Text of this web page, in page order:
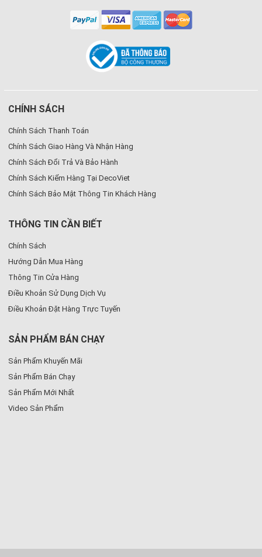
CHÍNH SÁCH
Chính Sách Thanh Toán
Chính Sách Giao Hàng Và Nhận Hàng
Chính Sách Đổi Trả Và Bảo Hành
Chính Sách Kiểm Hàng Tại DecoViet
Chính Sách Bảo Mật Thông Tin Khách Hàng
THÔNG TIN CẦN BIẾT
Chính Sách
Hướng Dẫn Mua Hàng
Thông Tin Cửa Hàng
Điều Khoản Sử Dụng Dịch Vụ
Điều Khoản Đặt Hàng Trực Tuyến
SẢN PHẨM BÁN CHẠY
Sản Phẩm Khuyến Mãi
Sản Phẩm Bán Chạy
Sản Phẩm Mới Nhất
Video Sản Phẩm